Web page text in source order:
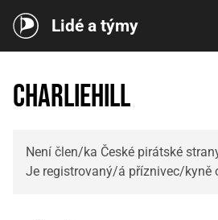
Lidé a týmy
charliehill
Není člen/ka České pirátské
Je registrovaný/á příznivec/kyně